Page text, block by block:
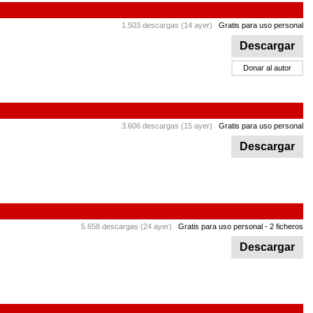
1.503 descargas (14 ayer) Gratis para uso personal
Descargar
Donar al autor
3.606 descargas (15 ayer) Gratis para uso personal
Descargar
5.658 descargas (24 ayer) Gratis para uso personal - 2 ficheros
Descargar